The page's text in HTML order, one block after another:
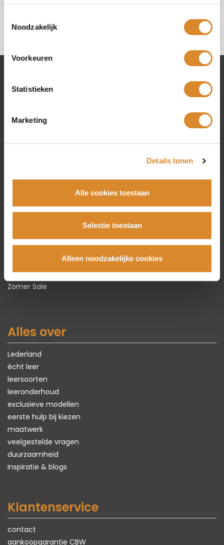
Noodzakelijk
Voorkeuren
Statistieken
Marketing
Details tonen
Alle cookies toestaan
Selectie toestaan
Alleen noodzakelijke cookies
Lederland winkels
Beverwijk
Bankstellen
Fauteuils
Stoelen
Karpetten
Zomer Sale
Alles over
Lederland
écht leer
leersoorten
leeronderhoud
exclusieve modellen
eerste hulp bij kiezen
maatwerk
veelgestelde vragen
duurzaamheid
inspiratie & blogs
Klantenservice
contact
aankoopgarantie CBW